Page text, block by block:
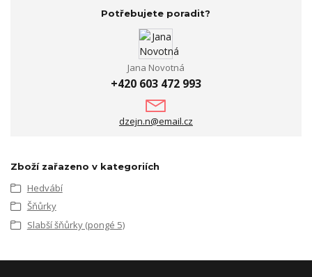
Potřebujete poradit?
Jana Novotná
+420 603 472 993
dzejn.n@email.cz
Zboží zařazeno v kategoriích
Hedvábí
Šňůrky
Slabší šňůrky (pongé 5)